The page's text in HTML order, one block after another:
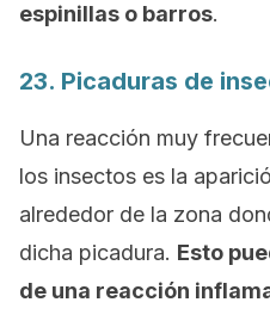
espinillas o barros.
23. Picaduras de
Una reacción muy
los insectos es la
alrededor de la zona
dicha picadura. Esto
de una reacción